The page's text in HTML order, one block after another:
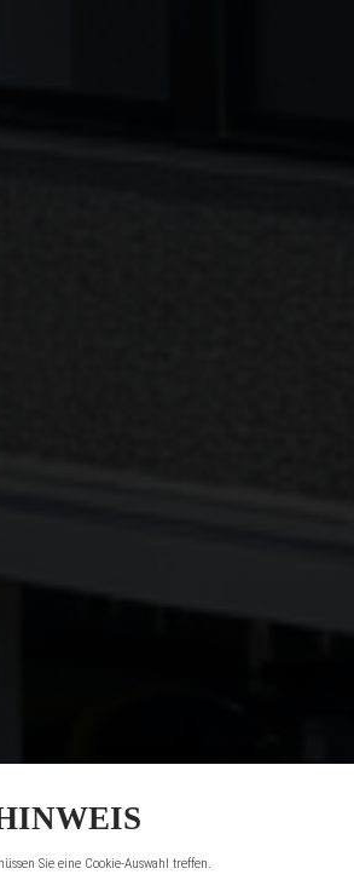
Sie eine Cookie-Auswahl treffen.